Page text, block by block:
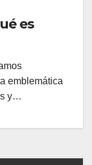
es
emblemática
y…